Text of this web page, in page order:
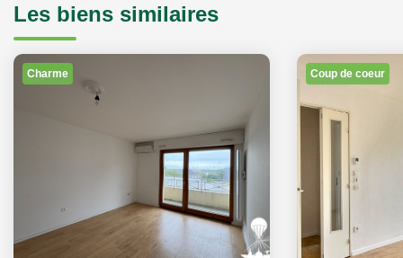
Les biens similaires
Charme Coup de coeur